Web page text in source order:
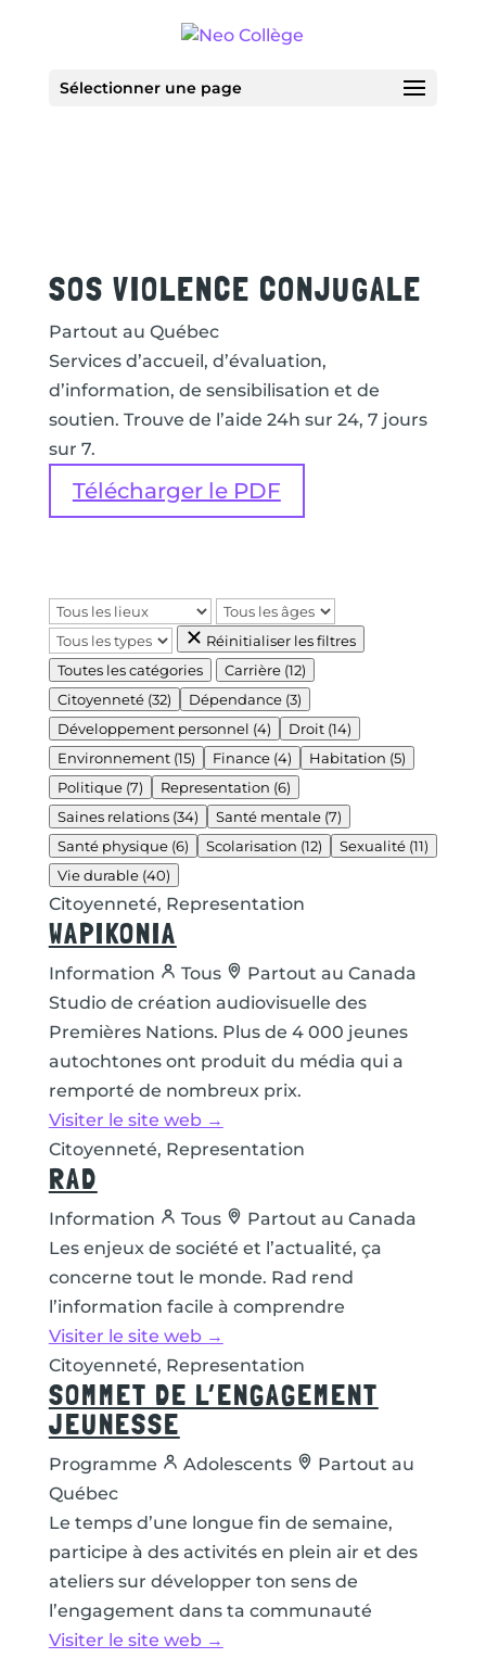
Sélectionner une page
SOS VIOLENCE CONJUGALE
Partout au Québec
Services d’accueil, d’évaluation,
d’information, de sensibilisation et de
soutien. Trouve de l’aide 24h sur 24, 7 jours
sur 7.
Télécharger le PDF
Réinitialiser les filtres
Toutes les catégories
Carrière (12)
Citoyenneté (32) Dépendance (3)
Développement personnel (4) Droit (14)
Environnement (15) Finance (4) Habitation (5)
Politique (7) Representation (6)
Saines relations (34) Santé mentale (7)
Santé physique (6) Scolarisation (12) Sexualité (11)
Vie durable (40)
Citoyenneté, Representation
WAPIKONIA
Information Tous
Partout au Canada
Studio de création audiovisuelle des
Premières Nations. Plus de 4 000 jeunes
autochtones ont produit du média qui a
remporté de nombreux prix.
Visiter le site web →
Citoyenneté, Representation
RAD
Information Tous
Partout au Canada
Les enjeux de société et l’actualité, ça
concerne tout le monde. Rad rend
l’information facile à comprendre
Visiter le site web →
Citoyenneté, Representation
SOMMET DE L’ENGAGEMENT
JEUNESSE
Programme Adolescents
Partout au
Québec
Le temps d’une longue fin de semaine,
participe à des activités en plein air et des
ateliers sur développer ton sens de
l’engagement dans ta communauté
Visiter le site web →